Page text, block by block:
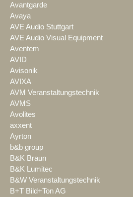
Avantgarde
Avaya
AVE Audio Stuttgart
AVE Audio Visual Equipment
Aventem
AVID
Avisonik
AVIXA
AVM Veranstaltungstechnik
AVMS
Avolites
axxent
Ayrton
b&b group
B&K Braun
B&K Lumitec
B&W Veranstaltungstechnik
B+T Bild+Ton AG